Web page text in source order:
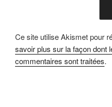
Ce site utilise Akismet pour
savoir plus sur la façon dont
commentaires sont traitées.